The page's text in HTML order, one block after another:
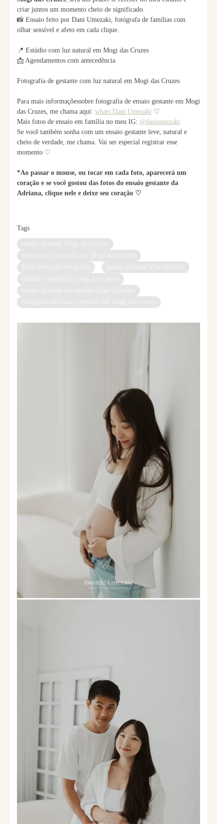
criar juntos um momento cheio de significado.
📸 Ensaio feito por Dani Umezaki, fotógrafa de famílias com
olhar sensível e afeto em cada clique.
📍 Estúdio com luz natural em Mogi das Cruzes
📩 Agendamentos com antecedência
Fotografia de gestante com luz natural em Mogi das Cruzes
Para mais informaçõessobre fotografia de ensaio gestante em Mogi
das Cruzes, me chama aqui: whats Dani Umezaki ♡
Mais fotos de ensaio em família no meu IG: @daniumezaki
Se você também sonha com um ensaio gestante leve, natural e
cheio de verdade, me chama. Vai ser especial registrar esse
momento ♡
*Ao passar o mouse, ou tocar em cada foto, aparecerá um
coração e se você gostou das fotos do ensaio gestante da
Adriana, clique nele e deixe seu coração ♡
Tags